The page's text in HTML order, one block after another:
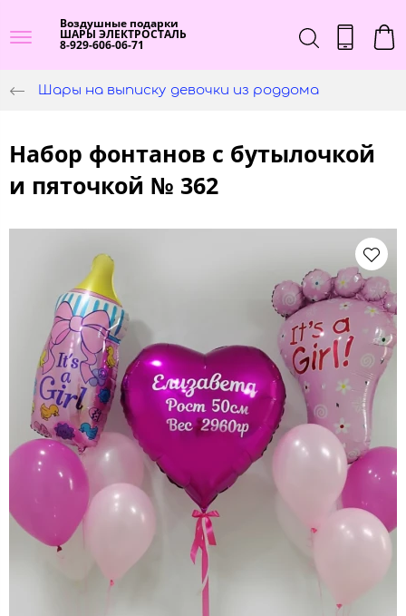
Воздушные подарки
ШАРЫ ЭЛЕКТРОСТАЛЬ
8-929-606-06-71
Шары на выписку девочки из роддома
Набор фонтанов с бутылочкой
и пяточкой № 362